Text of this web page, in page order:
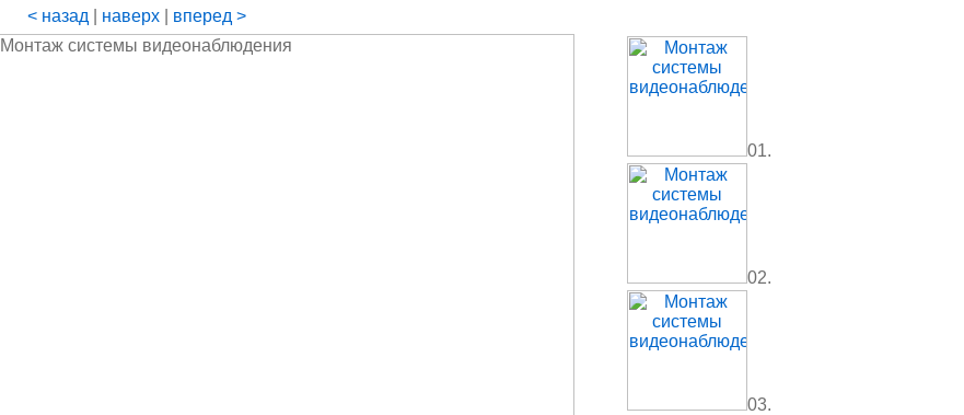
< назад наверх вперед >
01.
02.
03.